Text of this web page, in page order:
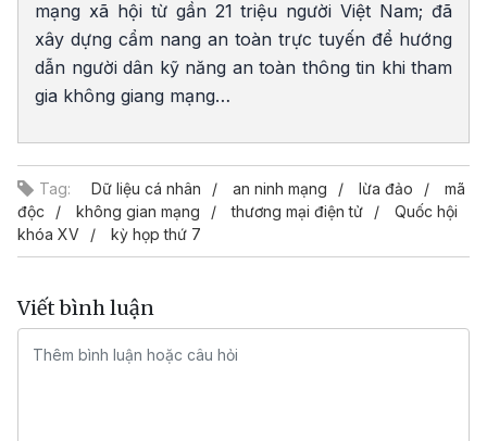
mạng xã hội từ gần 21 triệu người Việt Nam; đã
xây dựng cẩm nang an toàn trực tuyến để hướng
dẫn người dân kỹ năng an toàn thông tin khi tham
gia không giang mạng…
Tag: Dữ liệu cá nhân an ninh mạng lừa đảo
mã
độc
không gian mạng thương mại điện tử
Quốc hội
khóa XV
kỳ họp thứ 7
Viết bình luận